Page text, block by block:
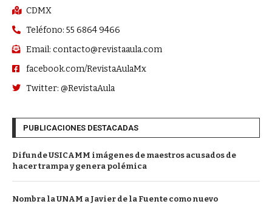
CDMX
Teléfono: 55 6864 9466
Email: contacto@revistaaula.com
facebook.com/RevistaAulaMx
Twitter: @RevistaAula
PUBLICACIONES DESTACADAS
Difunde USICAMM imágenes de maestros acusados de
hacer trampa y genera polémica
Nombra la UNAM a Javier de la Fuente como nuevo